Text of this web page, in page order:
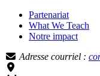
Partenariat
What We Teach
Notre impact
Adresse courriel :